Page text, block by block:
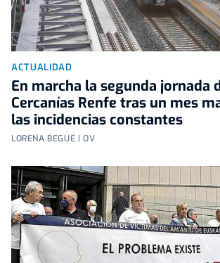
ACTUALIDAD
En marcha la segunda jornada
Cercanías Renfe tras un mes
las incidencias constantes
LORENA BEGUÉ | OV